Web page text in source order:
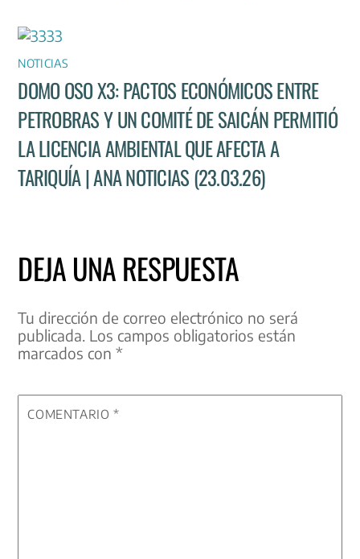
NOTICIAS
DOMO OSO X3: PACTOS ECONÓMICOS ENTRE
PETROBRAS Y UN COMITÉ DE SAICÁN PERMITIÓ
LA LICENCIA AMBIENTAL QUE AFECTA A
TARIQUÍA | ANA NOTICIAS (23.03.26)
DEJA UNA RESPUESTA
Tu dirección de correo electrónico no será
publicada. Los campos obligatorios están
marcados con*
COMENTARIO*